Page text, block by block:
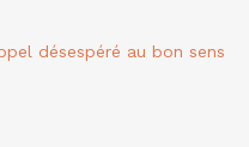
désespéré au bon sens